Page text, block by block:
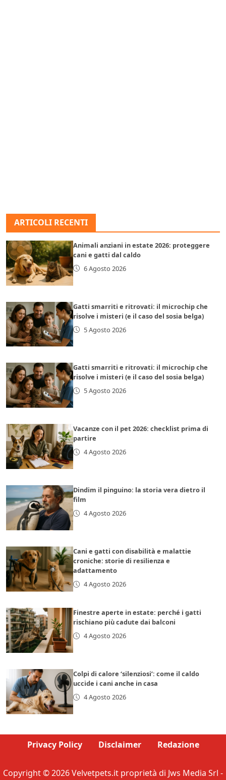
ARTICOLI RECENTI
Animali anziani in estate 2026: proteggere
cani e gatti dal caldo
6 Agosto 2026
Gatti smarriti e ritrovati: il microchip che
risolve i misteri (e il caso del sosia belga)
5 Agosto 2026
Gatti smarriti e ritrovati: il microchip che
risolve i misteri (e il caso del sosia belga)
5 Agosto 2026
Vacanze con il pet 2026: checklist prima di
partire
4 Agosto 2026
Dindim il pinguino: la storia vera dietro il
film
4 Agosto 2026
Cani e gatti con disabilità e malattie
croniche: storie di resilienza e
adattamento
4 Agosto 2026
Finestre aperte in estate: perché i gatti
rischiano più cadute dai balconi
4 Agosto 2026
Colpi di calore ‘silenziosi’: come il caldo
uccide i cani anche in casa
4 Agosto 2026
Privacy Policy Disclaimer Redazione
Copyright © 2026 Velvetpets.it proprietà di Jws Media Srl -